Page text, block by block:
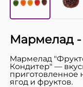
Мармелад
Мармелад
Кондитер" —
приготовленное
ягод и фруктов.